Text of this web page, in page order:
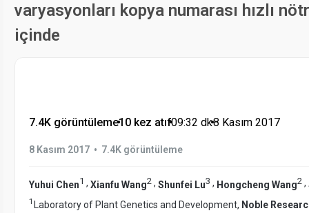
varyasyonları kopya numarası hızlı
içinde
7.4K görüntüleme•10 kez atıf•09:32 dk•8 Kasım 2017
8 Kasım 2017 • 7.4K görüntüleme
Yuhui Chen1 , Xianfu Wang2 , Shunfei Lu3 , Hongcheng Wang2 ,
1 Laboratory of Plant Genetics and Development, Noble